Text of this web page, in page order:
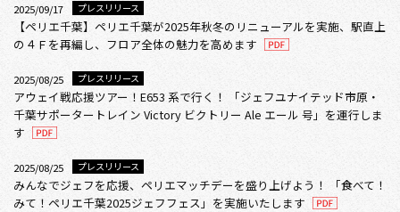
2025/09/17 プレスリリース
【ペリエ千葉】ペリエ千葉が2025年秋冬のリニューアルを実施、駅直上
の４Ｆを再編し、フロア全体の魅力を高めます
2025/08/25 プレスリリース
アウェイ戦応援ツアー！E653 系で行く！ 「ジェフユナイテッド市原・
千葉サポータートレイン Victory ビクトリー Ale エール 号」を運行しま
す
2025/08/25 プレスリリース
みんなでジェフを応援、ペリエマッチデーを盛り上げよう！ 「食べて！
みて！ペリエ千葉2025ジェフフェス」を実施いたします